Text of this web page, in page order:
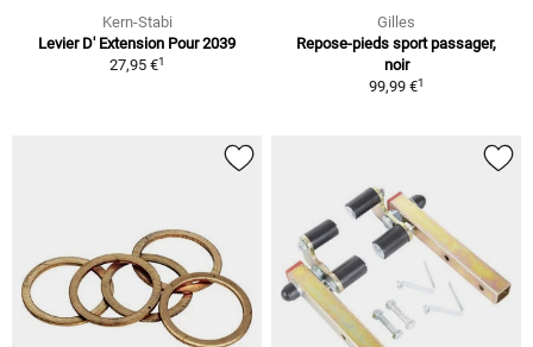
Kern-Stabi
Levier D' Extension Pour 2039
27,95 €1
Gilles
Repose-pieds sport passager,
noir
99,99 €1